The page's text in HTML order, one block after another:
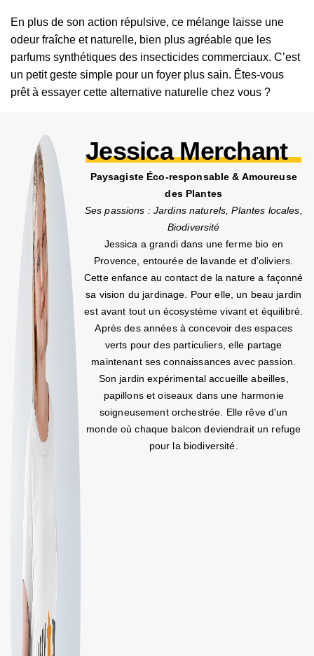
En plus de son action répulsive, ce mélange laisse une
odeur fraîche et naturelle, bien plus agréable que les
parfums synthétiques des insecticides commerciaux. C’est
un petit geste simple pour un foyer plus sain. Êtes-vous
prêt à essayer cette alternative naturelle chez vous ?
Jessica Merchant
Paysagiste Éco-responsable & Amoureuse
des Plantes
Ses passions : Jardins naturels, Plantes locales,
Biodiversité
Jessica a grandi dans une ferme bio en
Provence, entourée de lavande et d'oliviers.
Cette enfance au contact de la nature a façonné
sa vision du jardinage. Pour elle, un beau jardin
est avant tout un écosystème vivant et équilibré.
Après des années à concevoir des espaces
verts pour des particuliers, elle partage
maintenant ses connaissances avec passion.
Son jardin expérimental accueille abeilles,
papillons et oiseaux dans une harmonie
soigneusement orchestrée. Elle rêve d'un
monde où chaque balcon deviendrait un refuge
pour la biodiversité.